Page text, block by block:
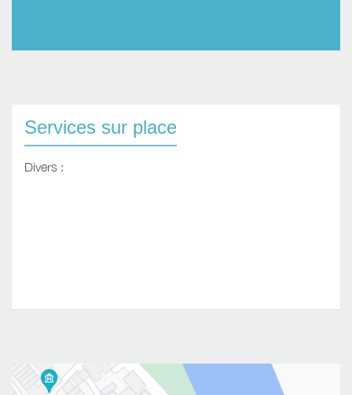
Services sur place
Divers :